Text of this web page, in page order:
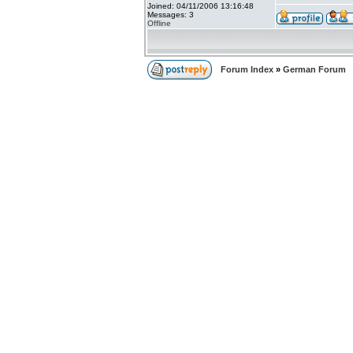
Joined: 04/11/2006 13:16:48
Messages: 3
Offline
Forum Index » German Forum